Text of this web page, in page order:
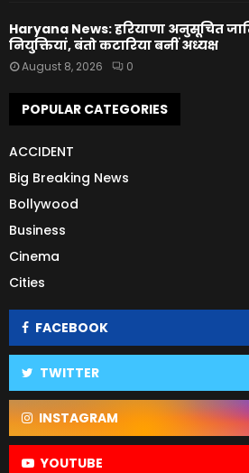
Haryana News: हरियाणा अनुसूचित
नियुक्तियां, बंतो कटारिया बनीं अध्यक्ष
August 8, 2026 0
POPULAR CATEGORIES
ACCIDENT
Big Breaking News
Bollywood
Business
Cinema
Cities
FACEBOOK
TWITTER
INSTAGRAM
YOUTUBE